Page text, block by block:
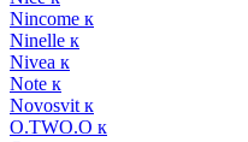
Nincome к
Ninelle к
Nivea к
Note к
Novosvit к
O.TWO.O к